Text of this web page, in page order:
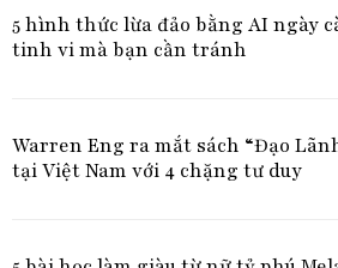
5 hình thức lừa đảo bằng AI ngày
tinh vi mà bạn cần tránh
Warren Eng ra mắt sách “Đạo
tại Việt Nam với 4 chặng tư duy